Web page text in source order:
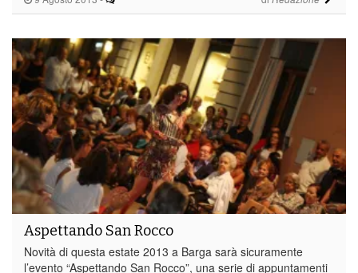
Aspettando San Rocco
Novità di questa estate 2013 a Barga sarà sicuramente
l’evento “Aspettando San Rocco”, una serie di appuntamenti